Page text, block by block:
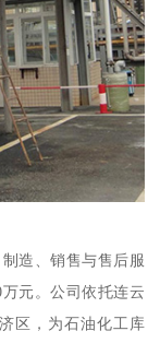
造、销售与售后服
元。公司依托连云
区，为石油化工库